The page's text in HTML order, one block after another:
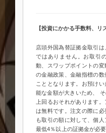
【投資にかかる手数料、リ
店頭外国為替証拠金取引
ではありません。お取引
動、スワップポイントの
の金融政策、金融指標の
こととなります。お預け
能な金額が大きいため、
上回るおそれがあります
は無料です。注文の際に
も取引の額に対して、個
最低4％以上の証拠金が必